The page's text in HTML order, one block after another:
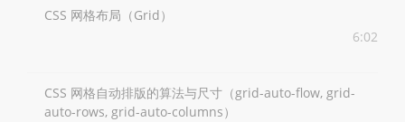
CSS 网格布局（Grid）
6:02
CSS 网格自动排版的算法与尺寸（grid-auto-flow, grid-
auto-rows, grid-auto-columns）